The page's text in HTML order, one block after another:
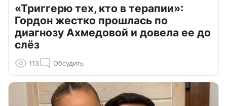
«Триггерю тех, кто в терапии»:
Гордон жестко прошлась по
диагнозу Ахмедовой и довела ее до
слёз
113 Обсудить